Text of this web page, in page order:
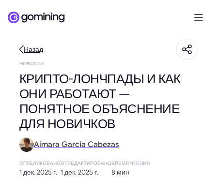
Назад
НОВОСТИ
КРИПТО-ЛОНЧПАДЫ И КАК
ОНИ РАБОТАЮТ —
ПОНЯТНОЕ ОБЪЯСНЕНИЕ
ДЛЯ НОВИЧКОВ
Aimara García Cabezas
ОПУБЛИКОВАНО
1 дек. 2025 г.
ОТРЕДАКТИРОВАНО
1 дек. 2025 г.
ВРЕМЯ ЧТЕНИЯ
8 мин